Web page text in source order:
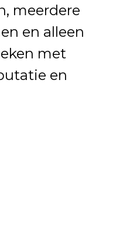
meerdere
en alleen
met
en